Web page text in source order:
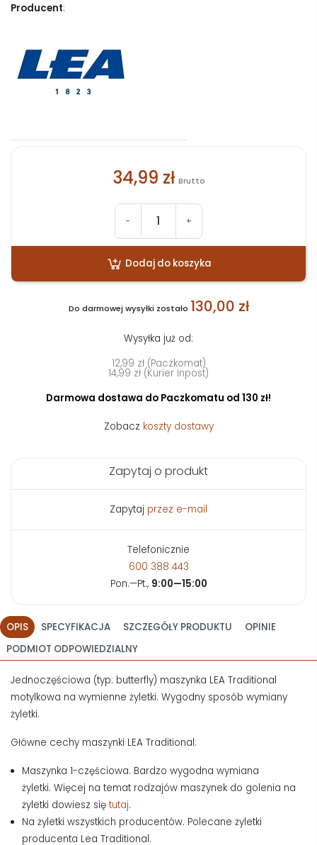
Producent:
34,99 zł Brutto
- +
Dodaj do koszyka
Do darmowej wysyłki zostało 130,00 zł
Wysyłka już od:
12,99 zł (Paczkomat)
14,99 zł (Kurier Inpost)
Darmowa dostawa do Paczkomatu od 130 zł!
Zobacz koszty dostawy
Zapytaj o produkt
Zapytaj przez e-mail
Telefonicznie
600 388 443
Pon.—Pt., 9:00—15:00
OPIS SPECYFIKACJA SZCZEGÓŁY PRODUKTU
OPINIE
PODMIOT ODPOWIEDZIALNY
Jednoczęściowa (typ: butterfly) maszynka LEA Traditional
motylkowa na wymienne żyletki. Wygodny sposób wymiany
żyletki.
Główne cechy maszynki LEA Traditional:
Maszynka 1-częściowa. Bardzo wygodna wymiana
żyletki. Więcej na temat rodzajów maszynek do golenia na
żyletki dowiesz się tutaj.
Na żyletki wszystkich producentów. Polecane żyletki
producenta Lea Traditional.